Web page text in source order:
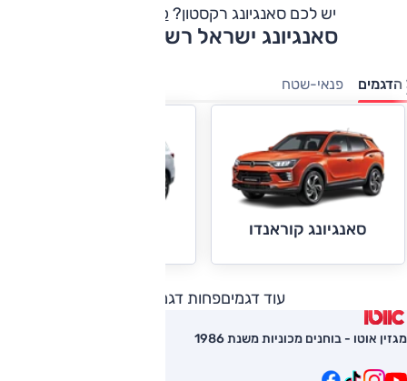
יש לכם סאנגיונג רקסטון? כתבו חוות דעת
סאנגיונג ישראל רשימת דגמים
הדגמים פנאי-שטח
סאנגיונג קוראנדו
עוד דגמיםפחות דגמים
מגזין אוטו - בוחנים מכוניות משנת 1986